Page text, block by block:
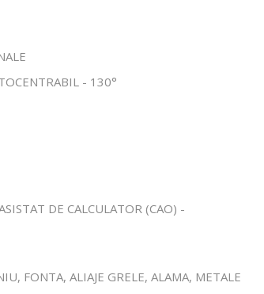
- 130°
DE CALCULATOR (CAO) -
FONTA, ALIAJE GRELE, ALAMA, METALE